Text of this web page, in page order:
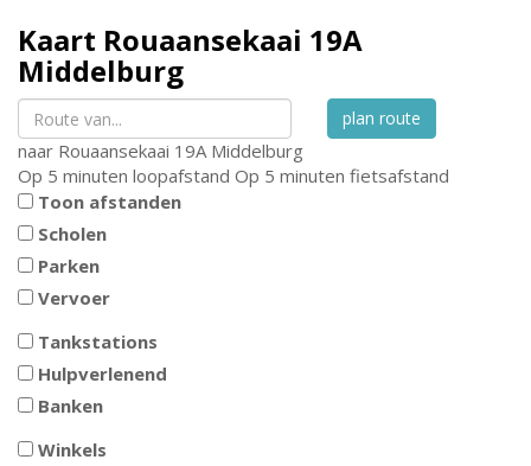
Kaart Rouaansekaai 19A
Middelburg
plan route
naar Rouaansekaai 19A Middelburg
Op 5 minuten loopafstand Op 5 minuten fietsafstand
Toon afstanden
Scholen
Parken
Vervoer
Tankstations
Hulpverlenend
Banken
Winkels